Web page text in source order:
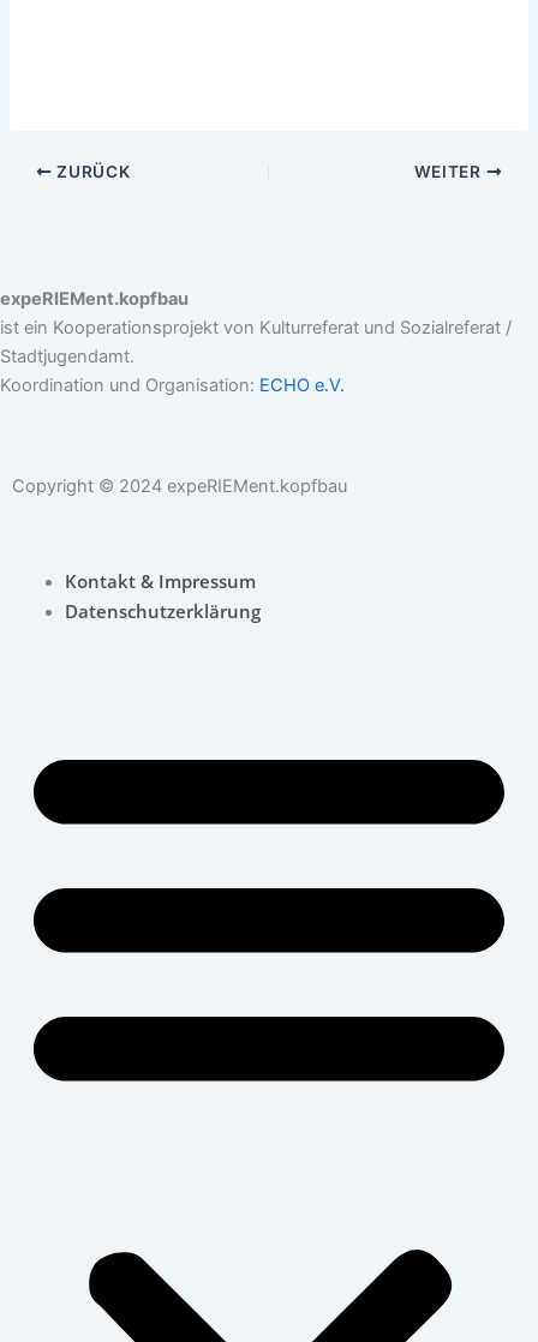
ZURÜCK WEITER
expeRIEMent.kopfbau
ist ein Kooperationsprojekt von Kulturreferat und Sozialreferat /
Stadtjugendamt.
Koordination und Organisation: ECHO e.V.
Copyright © 2024 expeRIEMent.kopfbau
Kontakt & Impressum
Datenschutzerklärung